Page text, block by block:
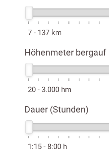
7 - 137km
Höhenmeter bergauf
20 - 3.000hm
Dauer (Stunden)
1:15 - 8:00h